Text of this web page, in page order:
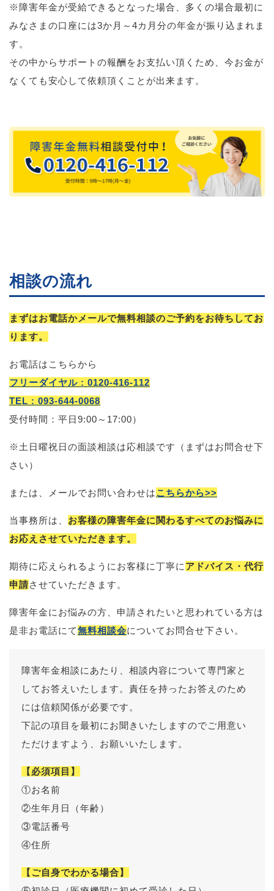
※障害年金が受給できるとなった場合、多くの場合最初に
みなさまの口座には3か月～4カ月分の年金が振り込まれま
す。
その中からサポートの報酬をお支払い頂くため、今お金が
なくても安心して依頼頂くことが出来ます。
相談の流れ
まずはお電話かメールで無料相談のご予約をお待ちしてお
ります。
お電話はこちらから
フリーダイヤル : 0120-416-112
TEL : 093-644-0068
受付時間：平日9:00～17:00）
※土日曜祝日の面談相談は応相談です（まずはお問合せ下
さい）
または、メールでお問い合わせはこちらから>>
当事務所は、 お客様の障害年金に関わるすべてのお悩みに
お応えさせていただきます。
期待に応えられるようにお客様に丁寧に アドバイス・代行
申請させていただきます。
障害年金にお悩みの方、申請されたいと思われている方は
是非お電話にて無料相談会についてお問合せ下さい。
障害年金相談にあたり、相談内容について専門家と
してお答えいたします。責任を持ったお答えのため
には信頼関係が必要です。
下記の項目を最初にお聞きいたしますのでご用意い
ただけますよう、お願いいたします。
【必須項目】
①お名前
②生年月日（年齢）
③電話番号
④住所
【ご自身でわかる場合】